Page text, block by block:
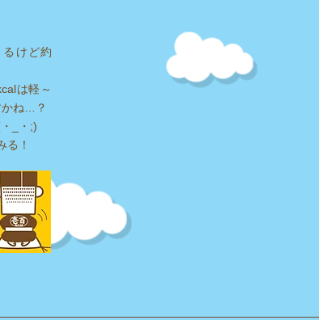
けど約
は軽～
かね…？
_・;)
る！